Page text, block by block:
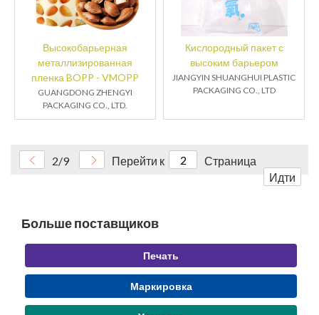
Высокобарьерная
металлизированная
пленка BOPP - VMOPP
GUANGDONG ZHENGYI
PACKAGING CO., LTD.
Кислородный пакет с
высоким барьером
JIANGYIN SHUANGHUI PLASTIC
PACKAGING CO., LTD
2/9 Перейти к
Страница
Идти
Больше поставщиков
Печать
Маркировка